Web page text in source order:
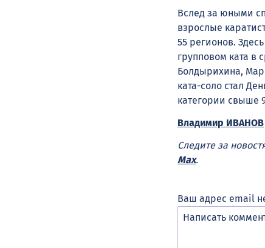
Вслед за юными
взрослые
55 регионов.
групповом ката в
Болдырихина,
ката-соло стал
категории свыше
Владимир ИВАНОВ
Следите за
Max.
Ваш адрес email